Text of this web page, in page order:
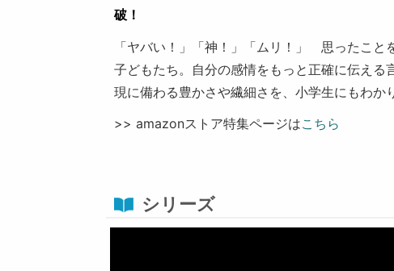
破！
「ヤバい！」「神！」「ムリ！」 思ったこと
子どもたち。自分の感情をもっと正確に伝え
現に備わる豊かさや繊細さを、小学生にもわか
>> amazonストア特集ページはこちら
シリーズ